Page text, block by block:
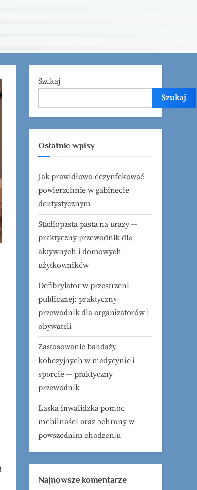
Szukaj
Szukaj
Ostatnie wpisy
Jak prawidłowo dezynfekować
powierzchnie w gabinecie
dentystycznym
Stadiopasta pasta na urazy —
praktyczny przewodnik dla
aktywnych i domowych
użytkowników
Defibrylator w przestrzeni
publicznej: praktyczny
przewodnik dla organizatorów i
obywateli
Zastosowanie bandaży
kohezyjnych w medycynie i
sporcie — praktyczny
przewodnik
Laska inwalidzka pomoc
mobilności oraz ochrony w
powszednim chodzeniu
Najnowsze komentarze